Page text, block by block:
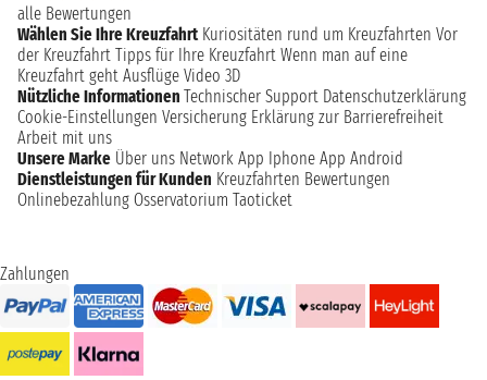
alle Bewertungen
Wählen Sie Ihre Kreuzfahrt Kuriositäten rund um Kreuzfahrten Vor
der Kreuzfahrt Tipps für Ihre Kreuzfahrt Wenn man auf eine
Kreuzfahrt geht Ausflüge Video 3D
Nützliche Informationen Technischer Support Datenschutzerklärung
Cookie-Einstellungen Versicherung Erklärung zur Barrierefreiheit
Arbeit mit uns
Unsere Marke Über uns Network App Iphone App Android
Dienstleistungen für Kunden Kreuzfahrten Bewertungen
Onlinebezahlung Osservatorium Taoticket
Zahlungen